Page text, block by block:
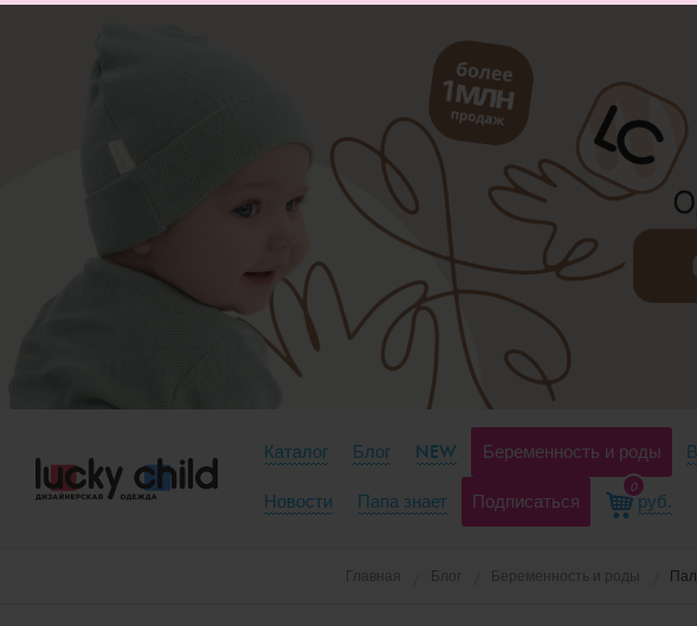
Каталог Блог NEW Беременность и роды
Новости Папа знает Подписаться
0
руб.
Главная Блог Беременность и роды